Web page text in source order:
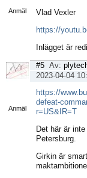
Anmäl
Vlad Vexler
https://
Inlägget är
Anmäl
#5 Av:
2023-04-04
https://
defeat-
r=US&IR=T
Det här är
Petersburg.
Girkin är